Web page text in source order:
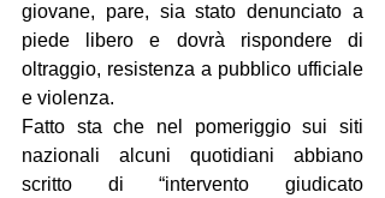
giovane, pare, sia stato denunciato a
piede libero e dovrà rispondere di
oltraggio, resistenza a pubblico ufficiale
e violenza.
Fatto sta che nel pomeriggio sui siti
nazionali alcuni quotidiani abbiano
scritto di “intervento giudicato